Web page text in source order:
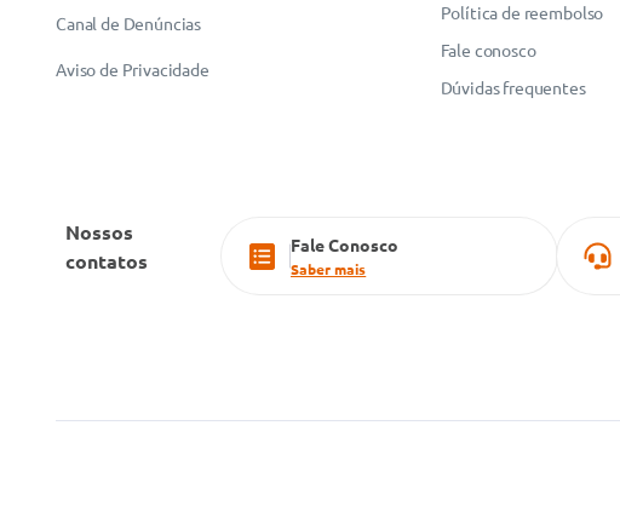
Canal de Denúncias
Aviso de Privacidade
Política de reembolso
Fale conosco
Dúvidas frequentes
Nossos
contatos
Fale Conosco
Saber mais